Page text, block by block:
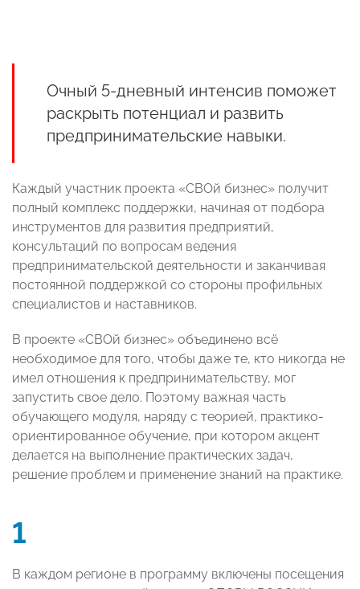
Очный 5-дневный интенсив поможет
раскрыть потенциал и развить
предпринимательские навыки.
Каждый участник проекта «СВОй бизнес» получит
полный комплекс поддержки, начиная от подбора
инструментов для развития предприятий,
консультаций по вопросам ведения
предпринимательской деятельности и заканчивая
постоянной поддержкой со стороны профильных
специалистов и наставников.
В проекте «СВОй бизнес» объединено всё
необходимое для того, чтобы даже те, кто никогда не
имел отношения к предпринимательству, мог
запустить свое дело. Поэтому важная часть
обучающего модуля, наряду с теорией, практико-
ориентированное обучение, при котором акцент
делается на выполнение практических задач,
решение проблем и применение знаний на практике.
1
В каждом регионе в программу включены посещения